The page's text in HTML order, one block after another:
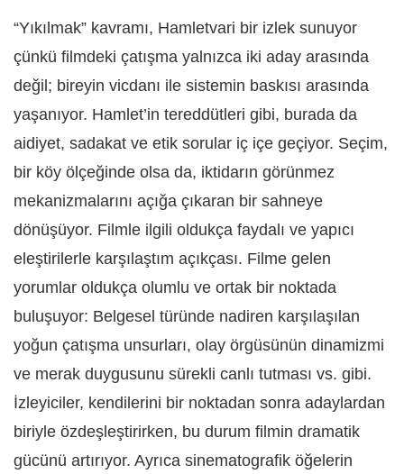
“Yıkılmak” kavramı, Hamletvari bir izlek sunuyor
çünkü filmdeki çatışma yalnızca iki aday arasında
değil; bireyin vicdanı ile sistemin baskısı arasında
yaşanıyor. Hamlet’in tereddütleri gibi, burada da
aidiyet, sadakat ve etik sorular iç içe geçiyor. Seçim,
bir köy ölçeğinde olsa da, iktidarın görünmez
mekanizmalarını açığa çıkaran bir sahneye
dönüşüyor. Filmle ilgili oldukça faydalı ve yapıcı
eleştirilerle karşılaştım açıkçası. Filme gelen
yorumlar oldukça olumlu ve ortak bir noktada
buluşuyor: Belgesel türünde nadiren karşılaşılan
yoğun çatışma unsurları, olay örgüsünün dinamizmi
ve merak duygusunu sürekli canlı tutması vs. gibi.
İzleyiciler, kendilerini bir noktadan sonra adaylardan
biriyle özdeşleştirirken, bu durum filmin dramatik
gücünü artırıyor. Ayrıca sinematografik öğelerin